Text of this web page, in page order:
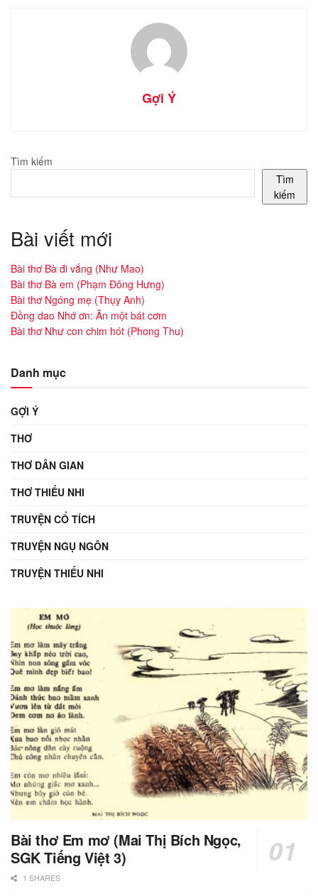
Gợi Ý
Tìm kiếm
Tìm
kiếm
Bài viết mới
Bài thơ Bà đi vắng (Như Mao)
Bài thơ Bà em (Phạm Đông Hưng)
Bài thơ Ngóng mẹ (Thụy Anh)
Đồng dao Nhớ ơn: Ăn một bát cơm
Bài thơ Như con chim hót (Phong Thu)
Danh mục
GỢI Ý
THƠ
THƠ DÂN GIAN
THƠ THIẾU NHI
TRUYỆN CỔ TÍCH
TRUYỆN NGỤ NGÔN
TRUYỆN THIẾU NHI
Bài thơ Em mơ (Mai Thị Bích Ngọc,
SGK Tiếng Việt 3)
1 SHARES